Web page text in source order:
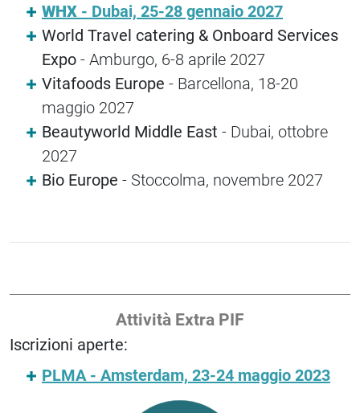
WHX - Dubai, 25-28 gennaio 2027
World Travel catering & Onboard Services
Expo - Amburgo, 6-8 aprile 2027
Vitafoods Europe - Barcellona, 18-20
maggio 2027
Beautyworld Middle East - Dubai, ottobre
2027
Bio Europe - Stoccolma, novembre 2027
Attività Extra PIF
Iscrizioni aperte:
PLMA - Amsterdam, 23-24 maggio 2023